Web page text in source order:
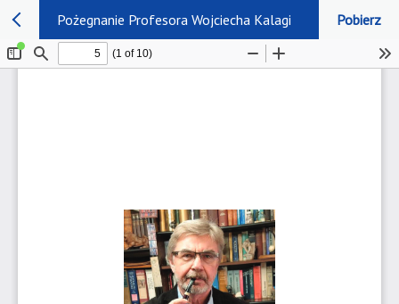
Pożegnanie Profesora Wojciecha Kalagi Pobierz